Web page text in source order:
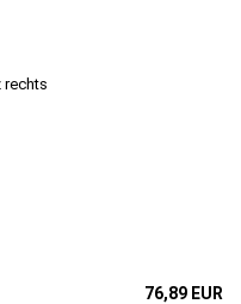
76,89 EUR